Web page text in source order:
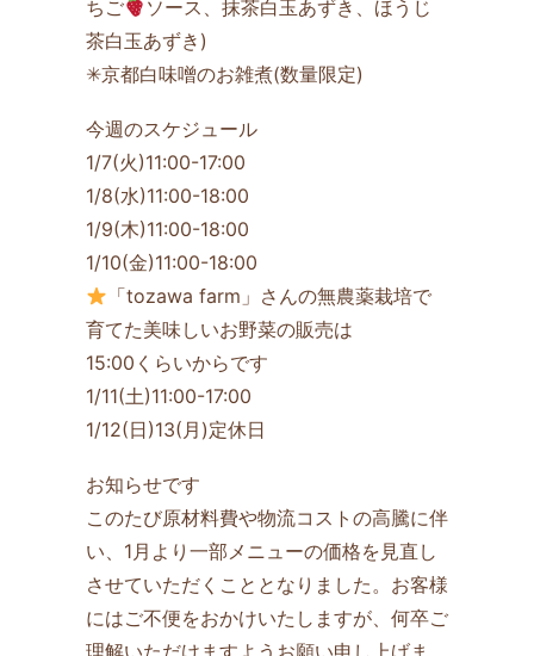
ちご
ソース、抹茶白玉あずき、ほうじ
茶白玉あずき)
✳京都白味噌のお雑煮(数量限定)
今週のスケジュール
1/7(火)11:00-17:00
1/8(水)11:00-18:00
1/9(木)11:00-18:00
1/10(金)11:00-18:00
「tozawa farm」さんの無農薬栽培で
育てた美味しいお野菜の販売は
15:00くらいからです
1/11(土)11:00-17:00
1/12(日)13(月)定休日
お知らせです
このたび原材料費や物流コストの高騰に伴
い、1月より一部メニューの価格を見直し
させていただくこととなりました。お客様
にはご不便をおかけいたしますが、何卒ご
理解いただけますようお願い申し上げま